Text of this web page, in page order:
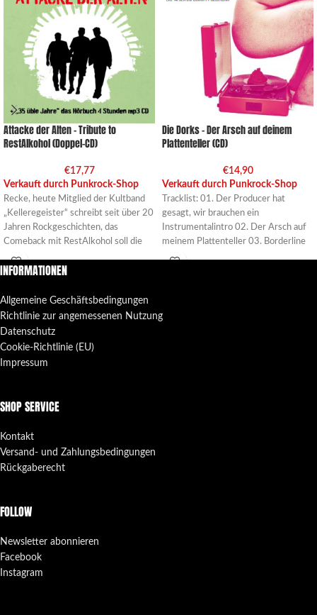
Attacke der Alten – Tribute to
RestAlkohol (Doppel-CD)
€17,77
Verkauft durch Punkrock-Shop
Recke, heute Mitglied der Kultband
„Kelleregeister“ schreibt seit über 20
Jahren Rockgeschichten, das
Comeback mit RestAlkohol soll die
Rockszene erschüttern,
Die Dorks – Der Arsch auf deinem
Plattenteller (CD)
€14,90
Verkauft durch Punkrock-Shop
Tracklist: 01. Der Producer hat
gesagt, wir brauchen ein
Instrumentalintro 02. Der Arsch auf
meinem Plattenteller 03. Borderline
Flashmob 04.
INFORMATIONEN
Allgemeine Geschäftsbedingungen
Richtlinie zur angemessenen Nutzung
Datenschutz
Cookie-Richtlinie (EU)
Impressum
SHOP SERVICE
Kontakt
Versand- und Zahlungsbedingungen
Rückgaberecht
FOLLOW
Newsletter abonnieren
Facebook
Instagram